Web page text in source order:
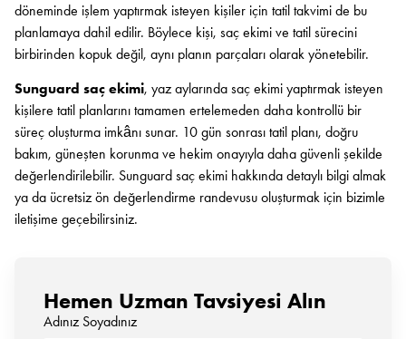
döneminde işlem yaptırmak isteyen kişiler için tatil takvimi de bu
planlamaya dahil edilir. Böylece kişi, saç ekimi ve tatil sürecini
birbirinden kopuk değil, aynı planın parçaları olarak yönetebilir.
Sunguard saç ekimi, yaz aylarında saç ekimi yaptırmak isteyen
kişilere tatil planlarını tamamen ertelemeden daha kontrollü bir
süreç oluşturma imkânı sunar. 10 gün sonrası tatil planı, doğru
bakım, güneşten korunma ve hekim onayıyla daha güvenli şekilde
değerlendirilebilir. Sunguard saç ekimi hakkında detaylı bilgi almak
ya da ücretsiz ön değerlendirme randevusu oluşturmak için bizimle
iletişime geçebilirsiniz.
Hemen Uzman Tavsiyesi Alın
Adınız Soyadınız